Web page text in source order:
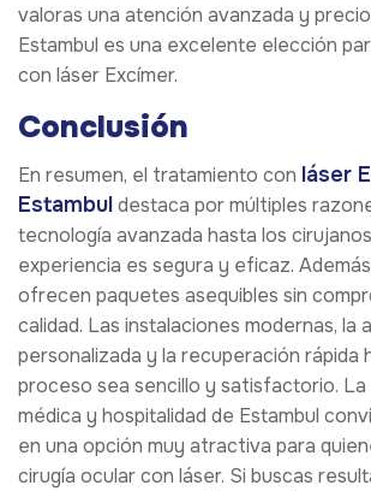
valoras una atención avanzada y
Estambul es una excelente elección
con láser Excímer.
Conclusión
En resumen, el tratamiento con láser
Estambuldestaca por múltiples
tecnología avanzada hasta los
experiencia es segura y eficaz.
ofrecen paquetes asequibles sin
calidad. Las instalaciones modernas, la
personalizada y la recuperación rápida
proceso sea sencillo y satisfactorio. La
médica y hospitalidad de Estambul
en una opción muy atractiva para
cirugía ocular con láser. Si buscas